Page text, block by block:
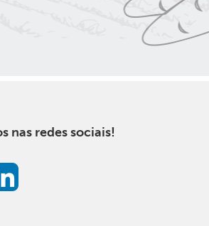
nas redes sociais!